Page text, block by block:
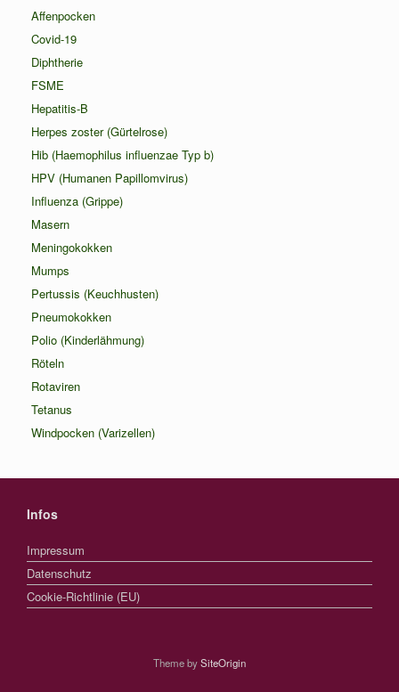
Affenpocken
Covid-19
Diphtherie
FSME
Hepatitis-B
Herpes zoster (Gürtelrose)
Hib (Haemophilus influenzae Typ b)
HPV (Humanen Papillomvirus)
Influenza (Grippe)
Masern
Meningokokken
Mumps
Pertussis (Keuchhusten)
Pneumokokken
Polio (Kinderlähmung)
Röteln
Rotaviren
Tetanus
Windpocken (Varizellen)
Infos
Impressum
Datenschutz
Cookie-Richtlinie (EU)
Theme bySiteOrigin